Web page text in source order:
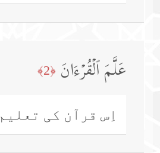
عَلَّمَ ٱلۡقُرۡءَانَ ﴿2﴾
اِس قرآن کی